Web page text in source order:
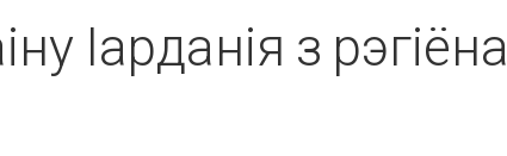
Іарданія з рэгіёна